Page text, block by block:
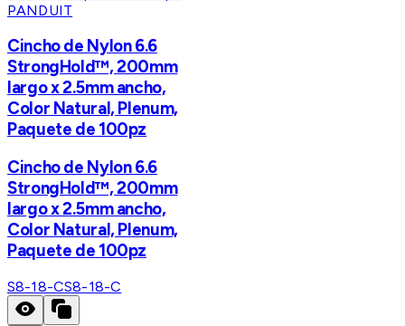
PANDUIT
Cincho de Nylon 6.6
StrongHold™, 200mm
largo x 2.5mm ancho,
Color Natural, Plenum,
Paquete de 100pz
Cincho de Nylon 6.6
StrongHold™, 200mm
largo x 2.5mm ancho,
Color Natural, Plenum,
Paquete de 100pz
S8-18-CS8-18-C